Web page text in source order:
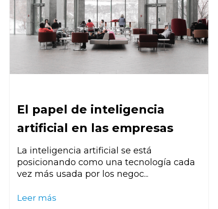
El papel de inteligencia
artificial en las empresas
La inteligencia artificial se está
posicionando como una tecnología cada
vez más usada por los negoc...
Leer más